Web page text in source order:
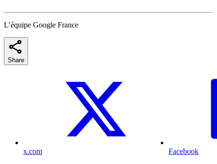
L’équipe Google France
Share
x.com Facebook